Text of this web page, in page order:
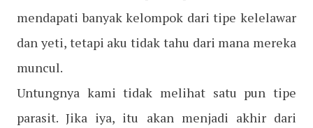
mendapati banyak kelompok dari tipe kelelawar
dan yeti, tetapi aku tidak tahu dari mana mereka
muncul.
Untungnya kami tidak melihat satu pun tipe
parasit. Jika iya, itu akan menjadi akhir dari